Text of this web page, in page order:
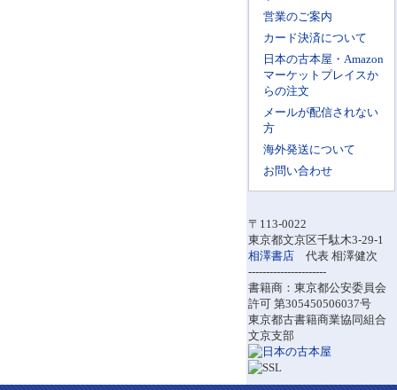
営業のご案内
カード決済について
日本の古本屋・Amazon
マーケットプレイスか
らの注文
メールが配信されない
方
海外発送について
お問い合わせ
〒113-0022
東京都文京区千駄木3-29-1
相澤書店 代表 相澤健次
----------------------
書籍商：東京都公安委員会
許可 第305450506037号
東京都古書籍商業協同組合
文京支部